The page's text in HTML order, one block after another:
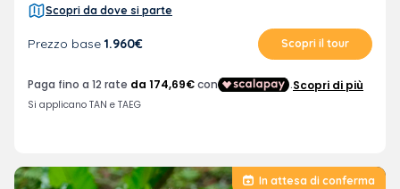
Scopri da dove si parte
Prezzo base 1.960€ Scopri il tour
In attesa di conferma